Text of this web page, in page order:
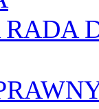
RADA